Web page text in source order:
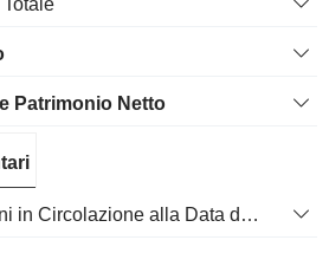
Patrimonio Netto
Totale delle Azioni in Circolazione alla Data di Deposito